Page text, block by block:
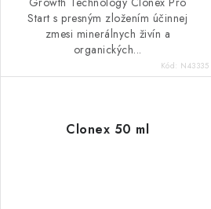
Start s presným zložením účinnej
zmesi minerálnych živín a
organických...
Kód: N43335
Clonex 50 ml